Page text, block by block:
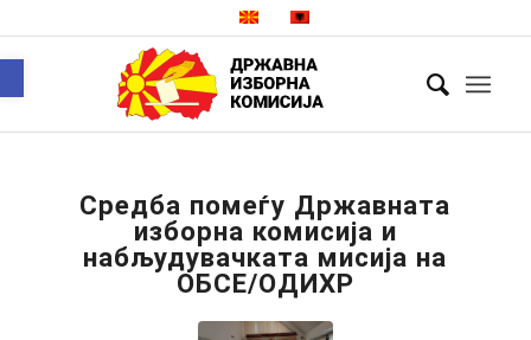
Средба помеѓу Државната
изборна комисија и
набљудувачката мисија на
ОБСЕ/ОДИХР
Open toolbar